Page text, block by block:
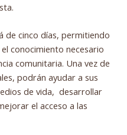
de cinco días, permitiendo
conocimiento necesario
comunitaria. Una vez de
podrán ayudar a sus
de vida, desarrollar
el acceso a las